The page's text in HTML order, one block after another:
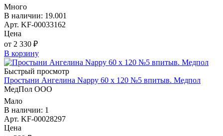
Много
В наличии: 19.001
Арт. KF-00033162
Цена
от 2 330 ₽
В корзину
Быстрый просмотр
Простыни Ангелина Nappy 60 х 120 №5 впитыв. Медпол
МедПол ООО
Мало
В наличии: 1
Арт. KF-00028297
Цена